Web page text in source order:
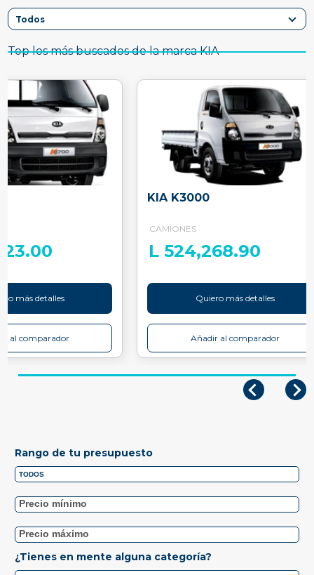
Top los más buscados de la marca KIA
más detalles
al comparador
KIA K3000
CAMIONES
L 524,268.90
Quiero más detalles
Añadir al comparador
Rango de tu presupuesto
¿Tienes en mente alguna categoría?